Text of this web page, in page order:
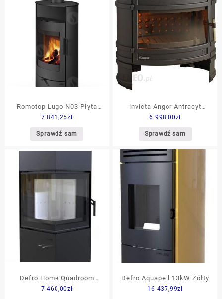
Romotop Lugo N03 Płyta
Stalowa
7 841,25zł
Sprawdź sam
invicta Angor Antracyt
(6142)
6 998,00zł
Sprawdź sam
Defro Home Quadroom
9,6kW Czarny
7 460,00zł
Defro Aquapell 13kW Żółty
16 437,99zł